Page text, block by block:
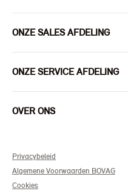
ONZE SALES AFDELING
ONZE SERVICE AFDELING
OVER ONS
Privacybeleid
Algemene Voorwaarden BOVAG
Cookies